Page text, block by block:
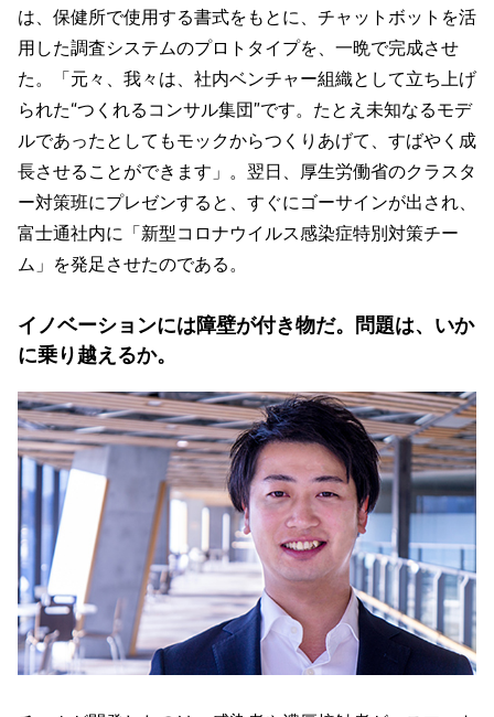
は、保健所で使用する書式をもとに、チャットボットを活
用した調査システムのプロトタイプを、一晩で完成させ
た。「元々、我々は、社内ベンチャー組織として立ち上げ
られた“つくれるコンサル集団”です。たとえ未知なるモデ
ルであったとしてもモックからつくりあげて、すばやく成
長させることができます」。翌日、厚生労働省のクラスタ
ー対策班にプレゼンすると、すぐにゴーサインが出され、
富士通社内に「新型コロナウイルス感染症特別対策チー
ム」を発足させたのである。
イノベーションには障壁が付き物だ。問題は、いか
に乗り越えるか。